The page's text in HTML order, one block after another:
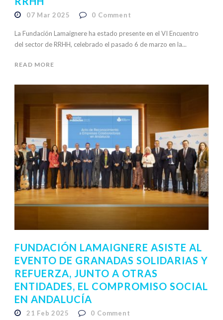
07 Mar 2025 0 Comment
La Fundación Lamaignere ha estado presente en el VI Encuentro
del sector de RRHH, celebrado el pasado 6 de marzo en la...
READ MORE
FUNDACIÓN LAMAIGNERE ASISTE AL
EVENTO DE GRANADAS SOLIDARIAS Y
REFUERZA, JUNTO A OTRAS
ENTIDADES, EL COMPROMISO SOCIAL
EN ANDALUCÍA
21 Feb 2025 0 Comment